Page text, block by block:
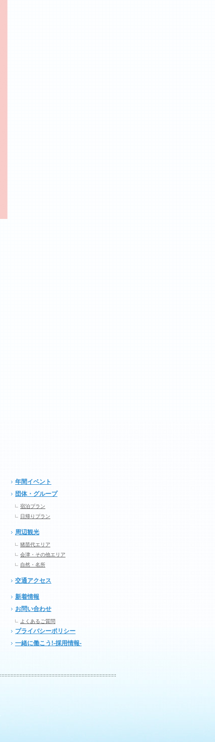
年間イベント
団体・グループ
宿泊プラン
日帰りプラン
周辺観光
猪苗代エリア
会津・その他エリア
自然・名所
交通アクセス
新着情報
お問い合わせ
よくあるご質問
プライバシーポリシー
一緒に働こう!-採用情報-